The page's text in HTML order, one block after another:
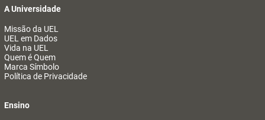
A Universidade
Missão da UEL
UEL em Dados
Vida na UEL
Quem é Quem
Marca Símbolo
Política de Privacidade
Ensino